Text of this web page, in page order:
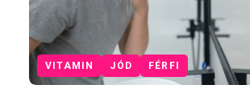
VITAMIN JÓD FÉRFI